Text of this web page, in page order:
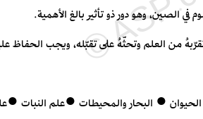
في الصين، وهو دور ذو تأثير بالغ الأهمية.
● البحار والمحيطات ●علم النبات